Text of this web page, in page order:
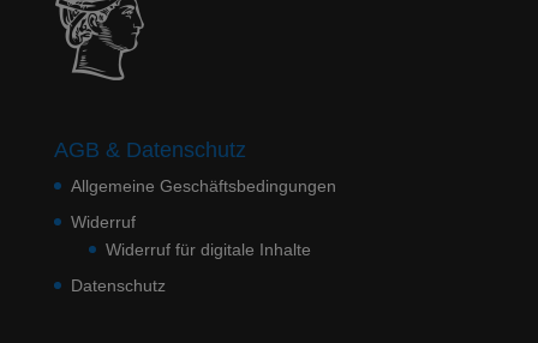
AGB & Datenschutz
Allgemeine Geschäftsbedingungen
Widerruf
Widerruf für digitale Inhalte
Datenschutz